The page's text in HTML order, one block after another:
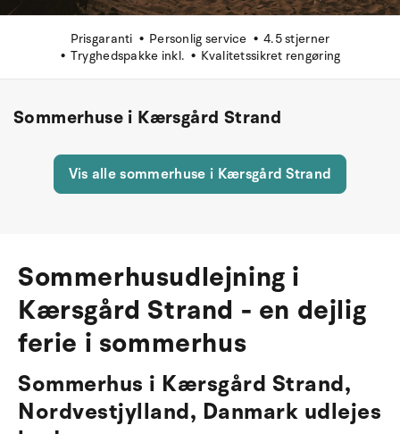
Prisgaranti Personlig service
4.5 stjerner
Tryghedspakke inkl.
Kvalitetssikret rengøring
Sommerhuse i Kærsgård Strand
Vis alle sommerhuse i Kærsgård Strand
Sommerhusudlejning i
Kærsgård Strand - en dejlig
ferie i sommerhus
Sommerhus i Kærsgård Strand,
Nordvestjylland, Danmark udlejes